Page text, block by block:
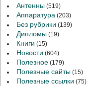
Антенны (519)
Аппаратура (203)
Без рубрики (139)
Дипломы (19)
Книги (15)
Новости (604)
Полезное (179)
Полезные сайты (15)
Полезные ссылки (75)